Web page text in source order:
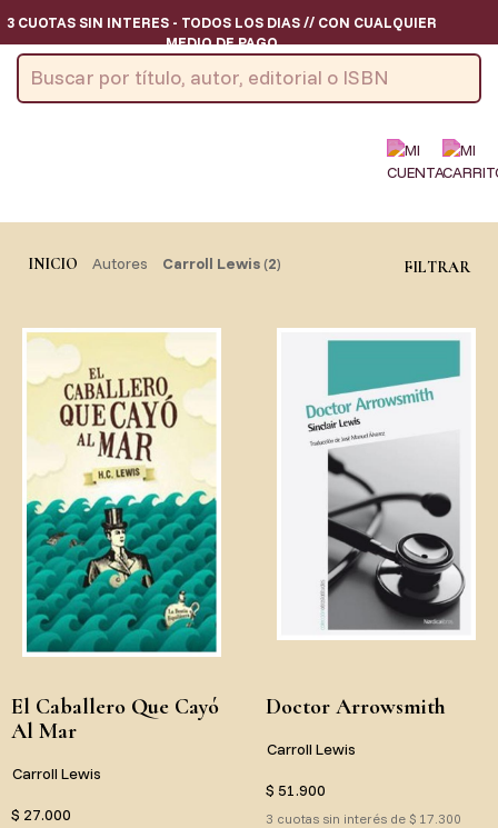
3 CUOTAS SIN INTERES - TODOS LOS DIAS // CON CUALQUIER
MEDIO DE PAGO
3 CUOTAS SIN INTERES - TODOS LOS DIAS // CON CUALQUIER
3 CUOTAS SIN INTERES - TODOS LOS DIAS // CON CUALQUIER
FILTRAR
INICIO Autores Carroll Lewis(2)
El Caballero Que Cayó
Al Mar
Carroll Lewis
$ 27.000
Doctor Arrowsmith
Carroll Lewis
$ 51.900
3 cuotas sin interés de $ 17.300